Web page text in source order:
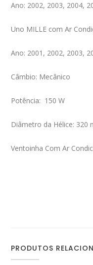
Ano: 2002, 2003, 2004,
Uno MILLE com Ar
Ano: 2001, 2002, 2003,
Câmbio: Mecânico
Potência: 150 W
Diâmetro da Hélice: 320
Ventoinha Com Ar
PRODUTOS